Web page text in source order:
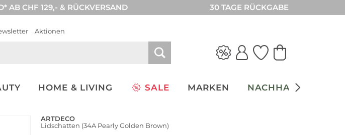
AB CHF 129,- & RÜCKVERSAND 30 TAGE RÜCKGABE
Aktionen
HOME & LIVING SALE MARKEN NACHHALTIGKEIT
ARTDECO
Lidschatten (34A Pearly Golden Brown)